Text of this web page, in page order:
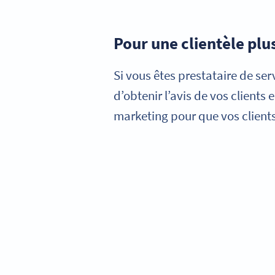
Pour une clientèle
Si vous êtes prestataire de
d’obtenir l’avis de vos
marketing pour que vos